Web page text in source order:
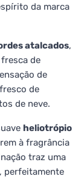
da marca
atalcados,
de
de
de
de neve.
heliotrópio
à fragrância
traz uma
perfeitamente